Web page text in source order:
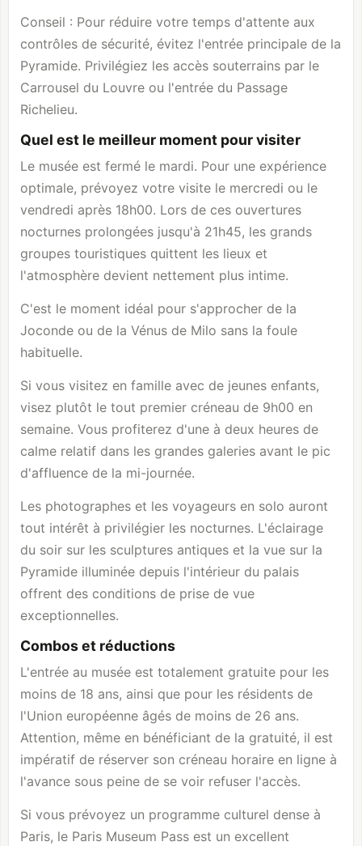
Conseil : Pour réduire votre temps d'attente aux
contrôles de sécurité, évitez l'entrée principale de la
Pyramide. Privilégiez les accès souterrains par le
Carrousel du Louvre ou l'entrée du Passage
Richelieu.
Quel est le meilleur moment pour visiter
Le musée est fermé le mardi. Pour une expérience
optimale, prévoyez votre visite le mercredi ou le
vendredi après 18h00. Lors de ces ouvertures
nocturnes prolongées jusqu'à 21h45, les grands
groupes touristiques quittent les lieux et
l'atmosphère devient nettement plus intime.
C'est le moment idéal pour s'approcher de la
Joconde ou de la Vénus de Milo sans la foule
habituelle.
Si vous visitez en famille avec de jeunes enfants,
visez plutôt le tout premier créneau de 9h00 en
semaine. Vous profiterez d'une à deux heures de
calme relatif dans les grandes galeries avant le pic
d'affluence de la mi-journée.
Les photographes et les voyageurs en solo auront
tout intérêt à privilégier les nocturnes. L'éclairage
du soir sur les sculptures antiques et la vue sur la
Pyramide illuminée depuis l'intérieur du palais
offrent des conditions de prise de vue
exceptionnelles.
Combos et réductions
L'entrée au musée est totalement gratuite pour les
moins de 18 ans, ainsi que pour les résidents de
l'Union européenne âgés de moins de 26 ans.
Attention, même en bénéficiant de la gratuité, il est
impératif de réserver son créneau horaire en ligne à
l'avance sous peine de se voir refuser l'accès.
Si vous prévoyez un programme culturel dense à
Paris, le Paris Museum Pass est un excellent